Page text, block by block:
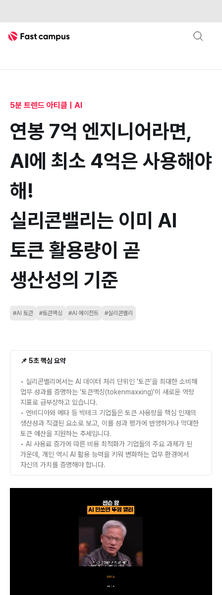
Fast Campus
5분 트렌드 아티클 | AI
연봉 7억 엔지니어라면,
AI에 최소 4억은 사용해야
해!
실리콘밸리는 이미 AI
토큰 활용량이 곧
생산성의 기준
#AI 토큰 #토큰맥싱 #AI 에이전트 #실리콘밸리
📌 5초 핵심 요약
• 실리콘밸리에서는 AI 데이터 처리 단위인 '토큰'을 최대한 소비해
업무 성과를 증명하는 '토큰맥싱(tokenmaxxing)'이 새로운 역량
지표로 급부상하고 있습니다.
• 엔비디아와 메타 등 빅테크 기업들은 토큰 사용량을 핵심 인재의
생산성과 직결된 요소로 보고, 이를 성과 평가에 반영하거나 막대한
토큰 예산을 지원하는 추세입니다.
• AI 사용료 증가에 따른 비용 최적화가 기업들의 주요 과제가 된
가운데, 개인 역시 AI 활용 능력을 키워 변화하는 업무 환경에서
자신의 가치를 증명해야 합니다.